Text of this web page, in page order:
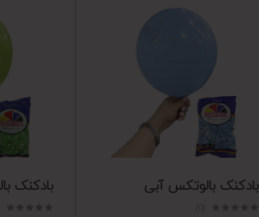
بادکنک بالوتکس آبی بادکنک